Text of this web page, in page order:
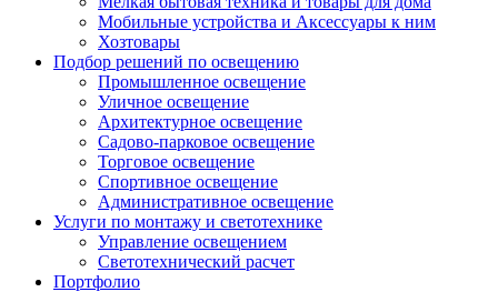
Мобильные устройства и Аксессуары к ним
Хозтовары
Подбор решений по освещению
Промышленное освещение
Уличное освещение
Архитектурное освещение
Садово-парковое освещение
Торговое освещение
Спортивное освещение
Административное освещение
Услуги по монтажу и светотехнике
Управление освещением
Светотехнический расчет
Портфолио